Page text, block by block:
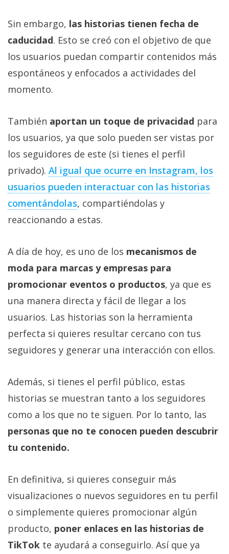
Sin embargo, las historias tienen fecha de
caducidad. Esto se creó con el objetivo de que
los usuarios puedan compartir contenidos más
espontáneos y enfocados a actividades del
momento.
También aportan un toque de privacidad para
los usuarios, ya que solo pueden ser vistas por
los seguidores de este (si tienes el perfil
privado). Al igual que ocurre en Instagram, los
usuarios pueden interactuar con las historias
comentándolas, compartiéndolas y
reaccionando a estas.
A día de hoy, es uno de los mecanismos de
moda para marcas y empresas para
promocionar eventos o productos, ya que es
una manera directa y fácil de llegar a los
usuarios. Las historias son la herramienta
perfecta si quieres resultar cercano con tus
seguidores y generar una interacción con ellos.
Además, si tienes el perfil público, estas
historias se muestran tanto a los seguidores
como a los que no te siguen. Por lo tanto, las
personas que no te conocen pueden descubrir
tu contenido.
En definitiva, si quieres conseguir más
visualizaciones o nuevos seguidores en tu perfil
o simplemente quieres promocionar algún
producto, poner enlaces en las historias de
TikTok te ayudará a conseguirlo. Así que ya